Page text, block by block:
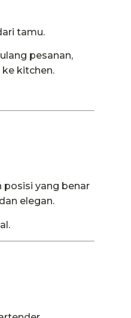
tamu.
pesanan,
kitchen.
posisi yang benar
elegan.